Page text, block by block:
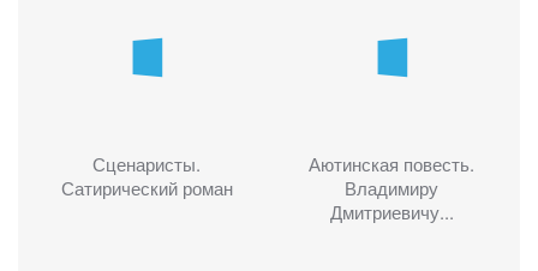
Сценаристы.
Сатирический роман
Аютинская повесть.
Владимиру
Дмитриевичу...